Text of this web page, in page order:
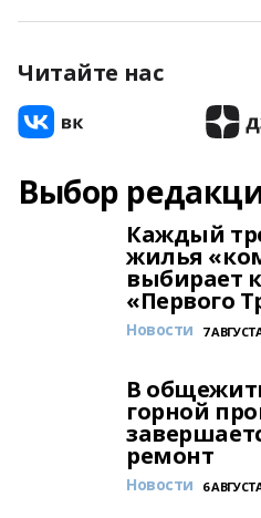
Читайте нас
Выбор
Каждый
жилья
выбирает
«Первого
Новости 7
В
горной
ремонт
Новости 6